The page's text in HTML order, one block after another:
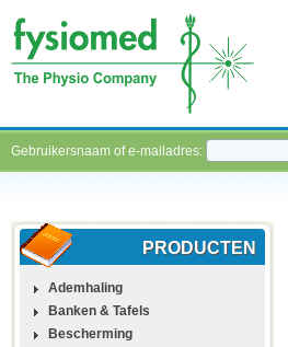
Gebruikersnaam of e-mailadres:
PRODUCTEN
Ademhaling
Banken & Tafels
Bescherming